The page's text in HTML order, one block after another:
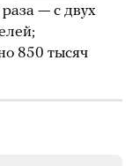
— с двух
850 тысяч